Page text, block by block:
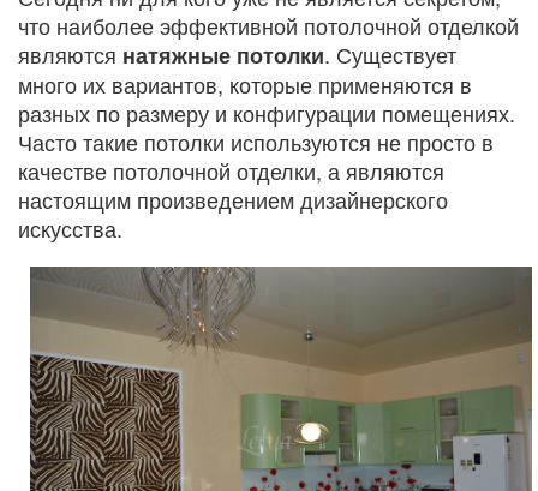
что наиболее эффективной потолочной отделкой
являются натяжные потолки. Существует
много их вариантов, которые применяются в
разных по размеру и конфигурации помещениях.
Часто такие потолки используются не просто в
качестве потолочной отделки, а являются
настоящим произведением дизайнерского
искусства.